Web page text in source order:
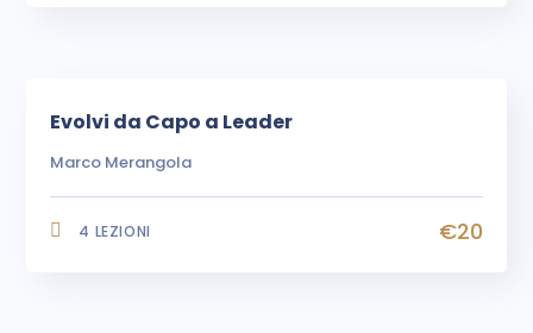
Evolvi da Capo a Leader
Marco Merangola
4 LEZIONI €20